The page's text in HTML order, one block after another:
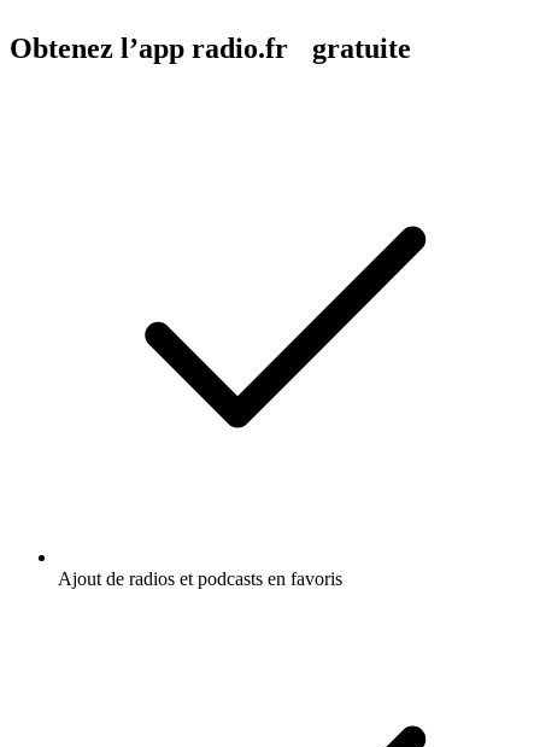
Obtenez l’app radio.fr gratuite
Ajout de radios et podcasts en favoris